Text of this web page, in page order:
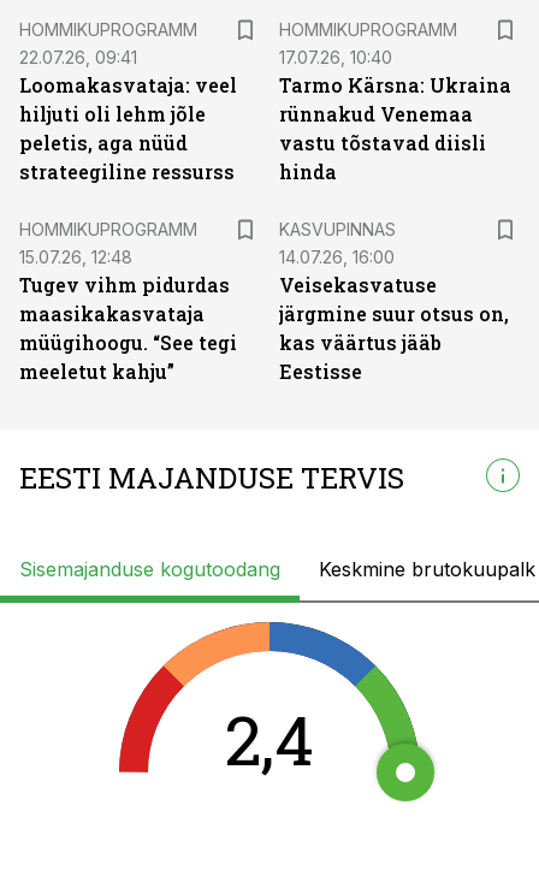
HOMMIKUPROGRAMM
22.07.26, 09:41
Loomakasvataja: veel
hiljuti oli lehm jõle
peletis, aga nüüd
strateegiline ressurss
HOMMIKUPROGRAMM
17.07.26, 10:40
Tarmo Kärsna: Ukraina
rünnakud Venemaa
vastu tõstavad diisli
hinda
HOMMIKUPROGRAMM
15.07.26, 12:48
Tugev vihm pidurdas
maasikakasvataja
müügihoogu. “See tegi
meeletut kahju”
KASVUPINNAS
14.07.26, 16:00
Veisekasvatuse
järgmine suur otsus on,
kas väärtus jääb
Eestisse
EESTI MAJANDUSE TERVIS
Sisemajanduse kogutoodang Keskmine brutokuupalk
2,4